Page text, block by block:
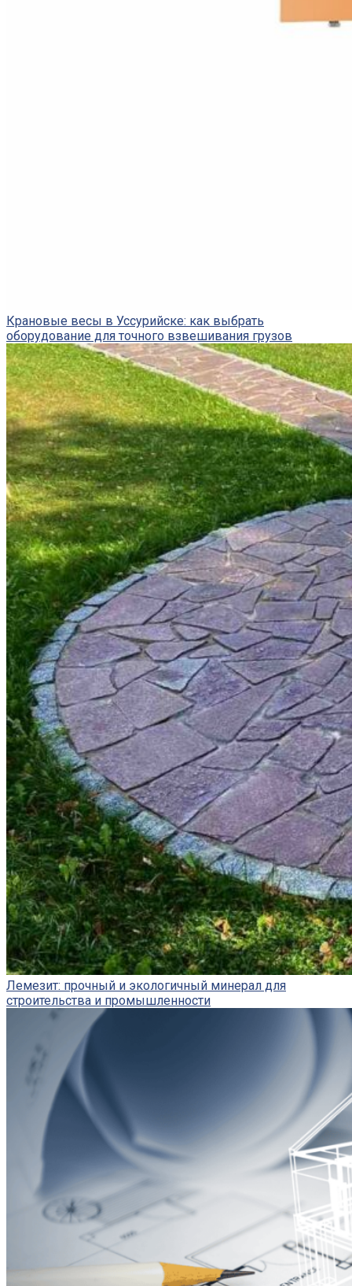
Крановые весы в Уссурийске: как выбрать
оборудование для точного взвешивания грузов
Лемезит: прочный и экологичный минерал для
строительства и промышленности